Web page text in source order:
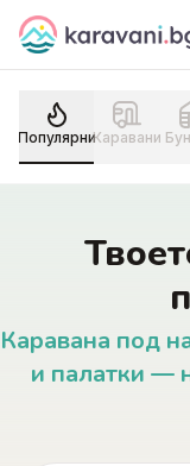
Skip to content
ПопулярниКаравани
Каравана под
и палатки —